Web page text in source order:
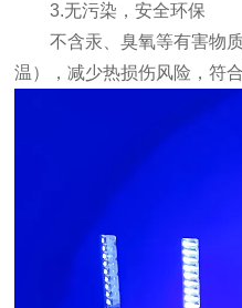
3.无污染，安全环保
不含汞、臭氧等有害物质
温），减少热损伤风险，符